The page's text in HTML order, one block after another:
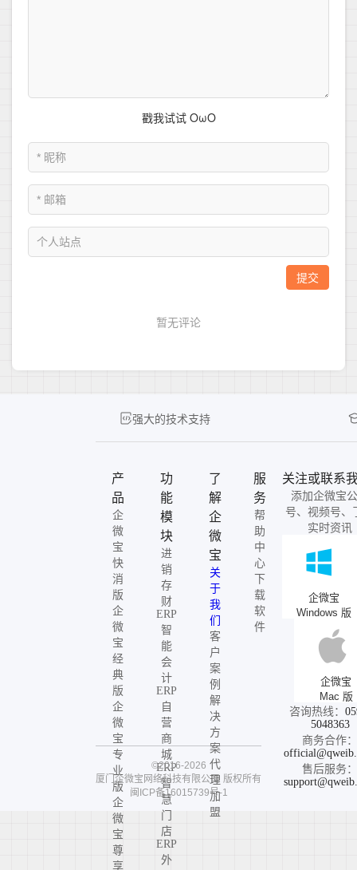
强大的技术支持
产
品
企
微
宝
快
消
版
企
微
宝
经
典
版
企
微
宝
专
业
版
企
微
宝
尊
享
功
能
模
块
进
销
存
财
ERP
智
能
会
计
ERP
自
营
商
城
ERP
智
慧
门
店
ERP
外
了
解
企
微
宝
关
于
我
们
客
户
案
例
解
决
方
案
代
理
加
盟
服
务
帮
助
中
心
下
载
软
件
关注或联系
添加企微宝
号、视频号、
实时资讯
企微宝
Windows 版
企微宝
Mac 版
咨询热线：
5048363
商务合作：
售后服务：
©2016-2026
厦门企微宝网络科技有限公司 版权所有
闽ICP备16015739号-1